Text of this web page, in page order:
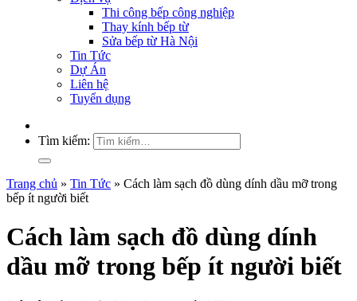
Thi công bếp công nghiệp
Thay kính bếp từ
Sửa bếp từ Hà Nội
Tin Tức
Dự Án
Liên hệ
Tuyển dụng
Tìm kiếm:
Trang chủ » Tin Tức » Cách làm sạch đồ dùng dính dầu mỡ trong
bếp ít người biết
Cách làm sạch đồ dùng dính
dầu mỡ trong bếp ít người biết